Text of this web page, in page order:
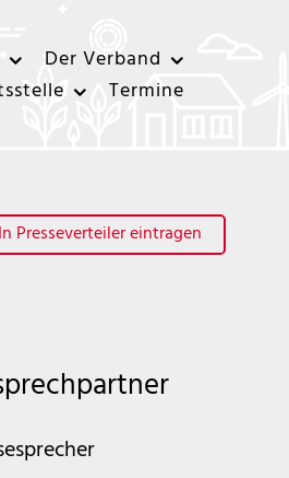
Der Verband
Termine
Presseverteiler eintragen